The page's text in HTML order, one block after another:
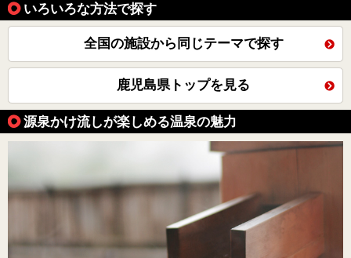
いろいろな方法で探す
全国の施設から同じテーマで探す
鹿児島県トップを見る
源泉かけ流しが楽しめる温泉の魅力